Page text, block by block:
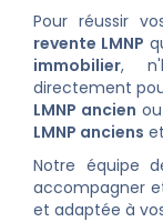
Pour réussir
revente LMNP
immobilier,
directement
LMNP ancien
LMNP anciens et
Notre équipe
accompagner
et adaptée à